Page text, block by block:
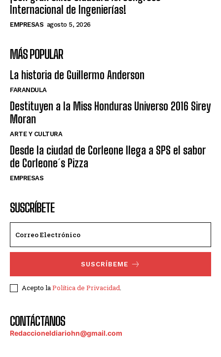
Internacional de Ingenierías!
EMPRESAS agosto 5, 2026
MÁS POPULAR
La historia de Guillermo Anderson
FARANDULA
Destituyen a la Miss Honduras Universo 2016 Sirey
Moran
ARTE Y CULTURA
Desde la ciudad de Corleone llega a SPS el sabor
de Corleone´s Pizza
EMPRESAS
SUSCRÍBETE
SUSCRÍBEME
Acepto laPolítica de Privacidad.
CONTÁCTANOS
Redaccioneldiariohn@gmail.com